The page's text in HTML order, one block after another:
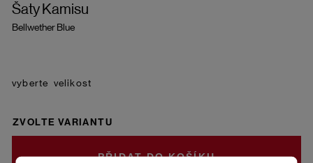
Šaty Kamisu
Bellwether Blue
velikost
ZVOLTE VARIANTU
DO KOŠÍKU